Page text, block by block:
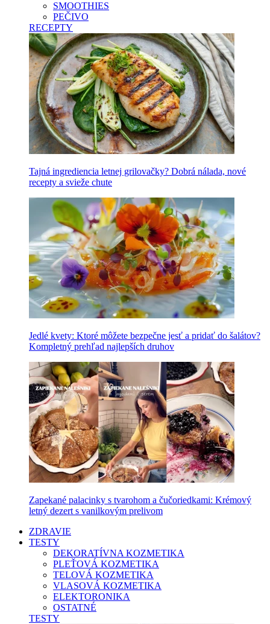
SMOOTHIES
PEČIVO
RECEPTY
Tajná ingrediencia letnej grilovačky? Dobrá nálada, nové
recepty a svieže chute
Jedlé kvety: Ktoré môžete bezpečne jesť a pridať do šalátov?
Kompletný prehľad najlepších druhov
Zapekané palacinky s tvarohom a čučoriedkami: Krémový
letný dezert s vanilkovým prelivom
ZDRAVIE
TESTY
DEKORATÍVNA KOZMETIKA
PLEŤOVÁ KOZMETIKA
TELOVÁ KOZMETIKA
VLASOVÁ KOZMETIKA
ELEKTORONIKA
OSTATNÉ
TESTY